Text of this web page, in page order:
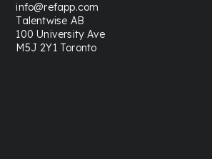
info@refapp.com
Talentwise AB
100 University Ave
M5J 2Y1 Toronto